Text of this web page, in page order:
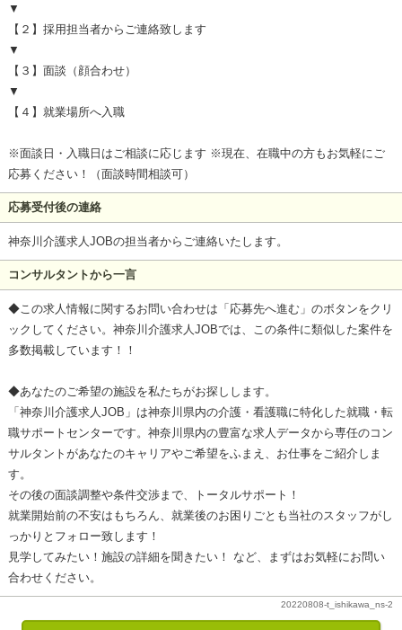
▼
【２】採用担当者からご連絡致します
▼
【３】面談（顔合わせ）
▼
【４】就業場所へ入職
※面談日・入職日はご相談に応じます ※現在、在職中の方もお気軽にご
応募ください！（面談時間相談可）
応募受付後の連絡
神奈川介護求人JOBの担当者からご連絡いたします。
コンサルタントから一言
◆この求人情報に関するお問い合わせは「応募先へ進む」のボタンをクリ
ックしてください。神奈川介護求人JOBでは、この条件に類似した案件を
多数掲載しています！！
◆あなたのご希望の施設を私たちがお探しします。
「神奈川介護求人JOB」は神奈川県内の介護・看護職に特化した就職・転
職サポートセンターです。神奈川県内の豊富な求人データから専任のコン
サルタントがあなたのキャリアやご希望をふまえ、お仕事をご紹介しま
す。
その後の面談調整や条件交渉まで、トータルサポート！
就業開始前の不安はもちろん、就業後のお困りごとも当社のスタッフがし
っかりとフォロー致します！
見学してみたい！施設の詳細を聞きたい！ など、まずはお気軽にお問い
合わせください。
20220808-t_ishikawa_ns-2